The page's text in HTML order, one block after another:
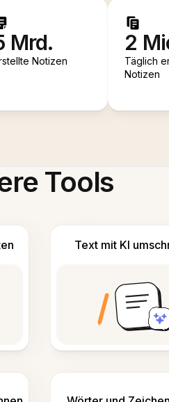
Mrd.
Notizen
2
Täglich
Notizen
Tools
Text mit KI